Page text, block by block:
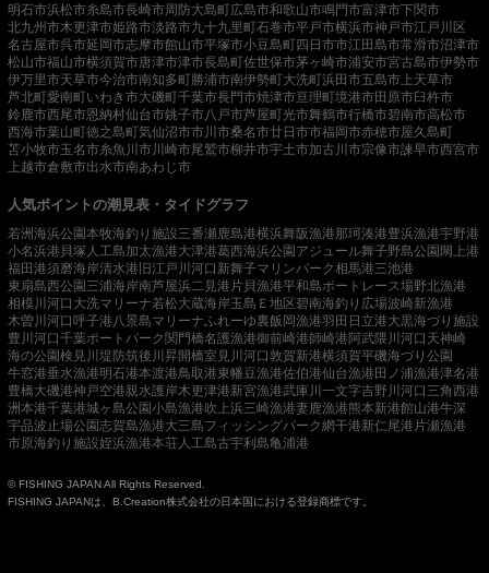
明石市浜松市糸島市長崎市周防大島町広島市和歌山市鳴門市富津市下関市
北九州市木更津市姫路市淡路市九十九里町石巻市平戸市横浜市神戸市江戸川区
名古屋市呉市延岡市志摩市館山市平塚市小豆島町四日市市江田島市常滑市沼津市
松山市福山市横須賀市唐津市津市長島町佐世保市茅ヶ崎市浦安市宮古島市伊勢市
伊万里市天草市今治市南知多町勝浦市南伊勢町大洗町浜田市五島市 上天草市
芦北町愛南町いわき市大磯町千葉市長門市焼津市亘理町境港市田原市臼杵市
鈴鹿市西尾市恩納村仙台市銚子市八戸市芦屋町光市舞鶴市行橋市碧南市高松市
西海市葉山町徳之島町気仙沼市市川市桑名市廿日市市福岡市赤穂市屋久島町
苫小牧市玉名市糸魚川市 川崎市尾鷲市柳井市宇土市加古川市宗像市諫早市西宮市
上越市倉敷市出水市南あわじ市
人気ポイントの潮見表・タイドグラフ
若洲海浜公園本牧海釣り施設三番瀬 鹿島港横浜舞阪漁港那珂湊港豊浜漁港宇野港
小名浜港 貝塚人工島加太漁港大津港葛西海浜公園アジュール舞子野島公園閖上港
福田港須磨海岸清水港 旧江戸川河口 新舞子マリンパーク相馬港三池港
東扇島西公園三浦海岸南芦屋浜二見港 片貝漁港平和島ボートレース場野北漁港
相模川河口 大洗マリーナ若松大蔵海岸玉島Ｅ地区碧南海釣り広場波崎新漁港
木曽川河口呼子港 八景島マリーナふれーゆ裏飯岡漁港羽田 日立港大黒海づり施設
豊川河口千葉ポートパーク関門橋名護漁港御前崎港師崎港阿武隈川河口 天神崎
海の公園検見川堤防筑後川昇開橋室見川河口敦賀新港横須賀平磯海づり公園
牛窓港垂水漁港明石港本渡港鳥取港東幡豆漁港佐伯港仙台漁港田ノ浦漁港津名港
豊橋大磯港神戸空港親水護岸木更津港新宮漁港武庫川一文字吉野川河口 三角西港
洲本港千葉港城ヶ島公園小島漁港吹上浜三崎漁港妻鹿漁港熊本新港館山港牛深
宇品波止場公園志賀島漁港大三島フィッシングパーク網干港新仁尾港 片瀬漁港
市原海釣り施設姪浜漁港本荘人工島古宇利島亀浦港
© FISHING JAPAN All Rights Reserved.
FISHING JAPANは、B.Creation株式会社の日本国における登録商標です。